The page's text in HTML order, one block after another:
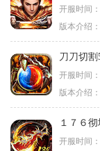
开服时间：
版本介绍：
刀刀切割
开服时间：
版本介绍：
１７６
开服时间：